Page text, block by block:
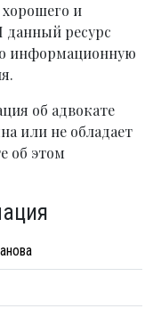
и
данный ресурс
информационную
об адвокате
или не обладает
об этом